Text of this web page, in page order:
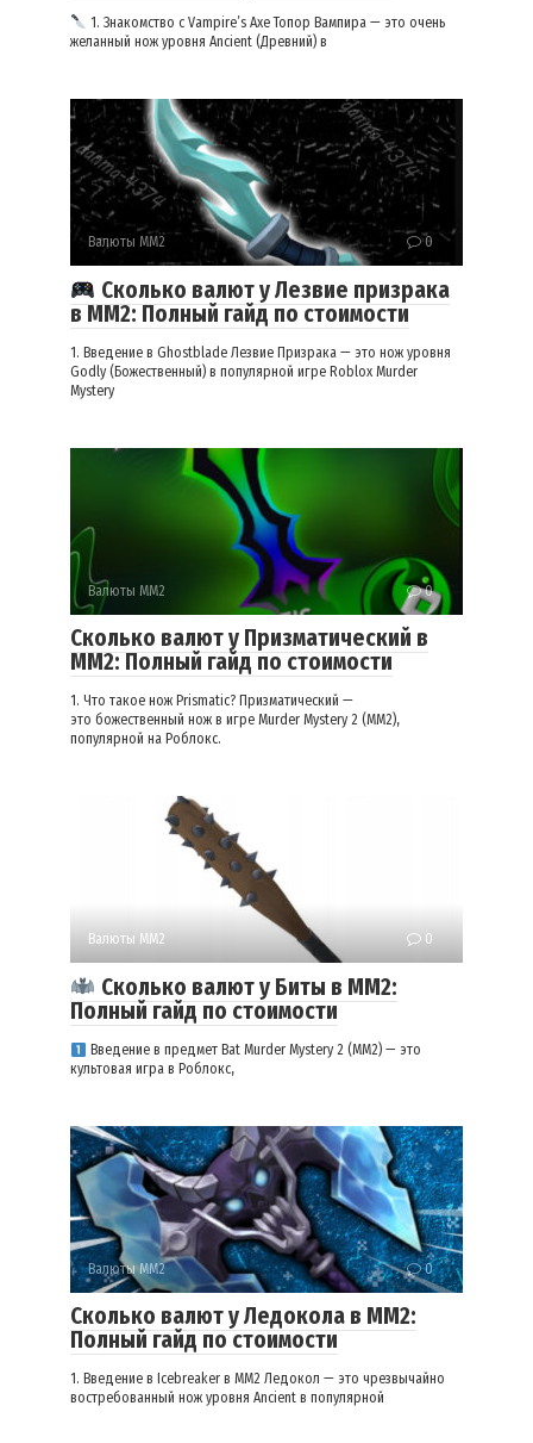
1. Знакомство с Vampire’s Axe Топор Вампира — это очень
желанный нож уровня Ancient (Древний) в
Валюты ММ2 0
Сколько валют у Лезвие призрака
в ММ2: Полный гайд по стоимости
1. Введение в Ghostblade Лезвие Призрака — это нож уровня
Godly (Божественный) в популярной игре Roblox Murder
Mystery
Валюты ММ2 0
Сколько валют у Призматический в
ММ2: Полный гайд по стоимости
1. Что такое нож Prismatic? Призматический —
это божественный нож в игре Murder Mystery 2 (MM2),
популярной на Роблокс.
Валюты ММ2 0
Сколько валют у Биты в ММ2:
Полный гайд по стоимости
Введение в предмет Bat Murder Mystery 2 (MM2) — это
культовая игра в Роблокс,
Валюты ММ2 0
Сколько валют у Ледокола в ММ2:
Полный гайд по стоимости
1. Введение в Icebreaker в MM2 Ледокол — это чрезвычайно
востребованный нож уровня Ancient в популярной